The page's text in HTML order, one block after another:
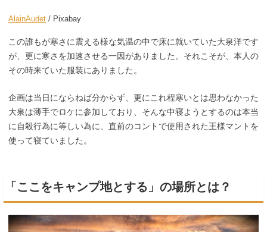
AlainAudet / Pixabay
この誰もが寒さに震える様な気温の中で床に就いていた大泉洋です
が、更に寒さを加速させる一因がありました。それこそが、本人の
その時来ていた服装にありました。
企画は当日にならねば分からず、更にこれ程寒いとは思わなかった
大泉は薄手でロケに参加しており、そんな中寝ようとするのは本当
に自殺行為に等しい為に、直前のコントで使用された王様マントを
使って寝ていました。
「ここをキャンプ地とする」の場所とは？